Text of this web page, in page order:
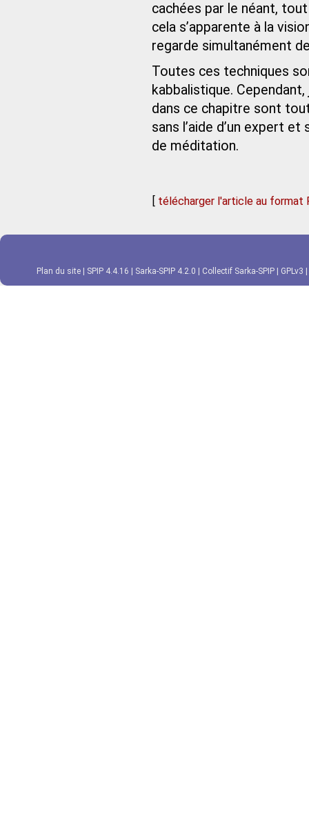
cachées par le néant,
cela s’apparente à la
regarde simultanément
Toutes ces techniques
kabbalistique.
dans ce chapitre sont
sans l’aide d’un expert
de méditation.
[ télécharger l'article au format
Plan du site SPIP 4.4.16 Sarka-SPIP 4.2.0 Collectif Sarka-SPIP GPLv3